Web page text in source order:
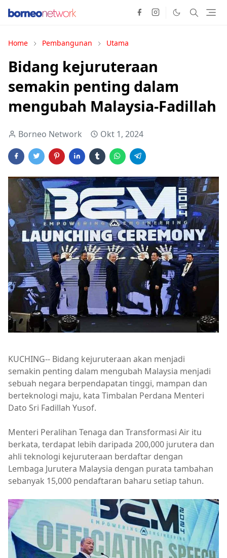
Home Pembangunan Utama
Bidang kejuruteraan
semakin penting dalam
mengubah Malaysia-Fadillah
Borneo Network Okt 1, 2024
KUCHING-- Bidang kejuruteraan akan menjadi
semakin penting dalam mengubah Malaysia menjadi
sebuah negara berpendapatan tinggi, mampan dan
berteknologi maju, kata Timbalan Perdana Menteri
Dato Sri Fadillah Yusof.
Menteri Peralihan Tenaga dan Transformasi Air itu
berkata, terdapat lebih daripada 200,000 jurutera dan
ahli teknologi kejuruteraan berdaftar dengan
Lembaga Jurutera Malaysia dengan purata tambahan
sebanyak 15,000 pendaftaran baharu setiap tahun.